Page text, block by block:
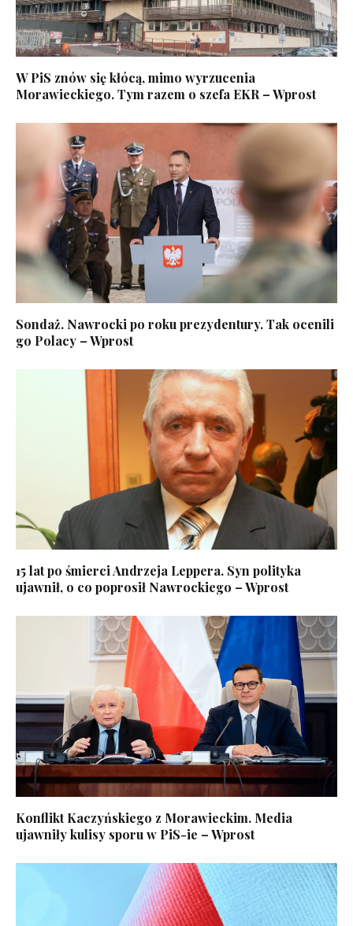
W PiS znów się kłócą, mimo wyrzucenia
Morawieckiego. Tym razem o szefa EKR – Wprost
Sondaż. Nawrocki po roku prezydentury. Tak ocenili
go Polacy – Wprost
15 lat po śmierci Andrzeja Leppera. Syn polityka
ujawnił, o co poprosił Nawrockiego – Wprost
Konflikt Kaczyńskiego z Morawieckim. Media
ujawniły kulisy sporu w PiS-ie – Wprost